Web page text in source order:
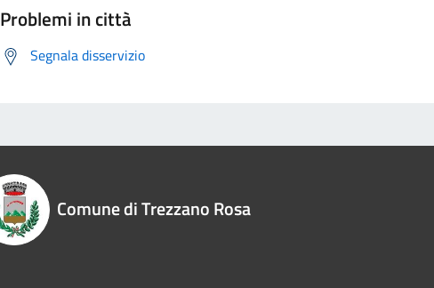
Problemi in città
Segnala disservizio
Comune di Trezzano Rosa